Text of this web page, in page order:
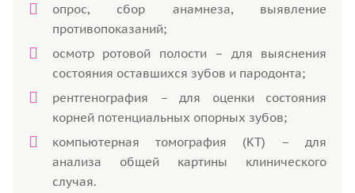
опрос, сбор анамнеза, выявление
противопоказаний;
осмотр ротовой полости – для выяснения
состояния оставшихся зубов и пародонта;
рентгенография – для оценки состояния
корней потенциальных опорных зубов;
компьютерная томография (КТ) – для
анализа общей картины клинического
случая.